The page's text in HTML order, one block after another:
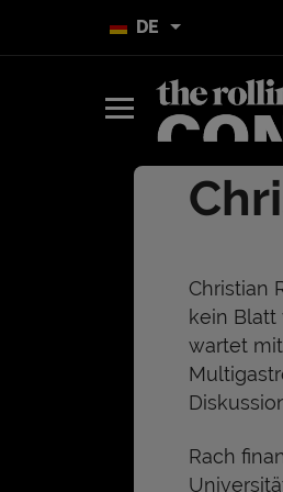
DE
Christian
kein Blatt
wartet
Rach